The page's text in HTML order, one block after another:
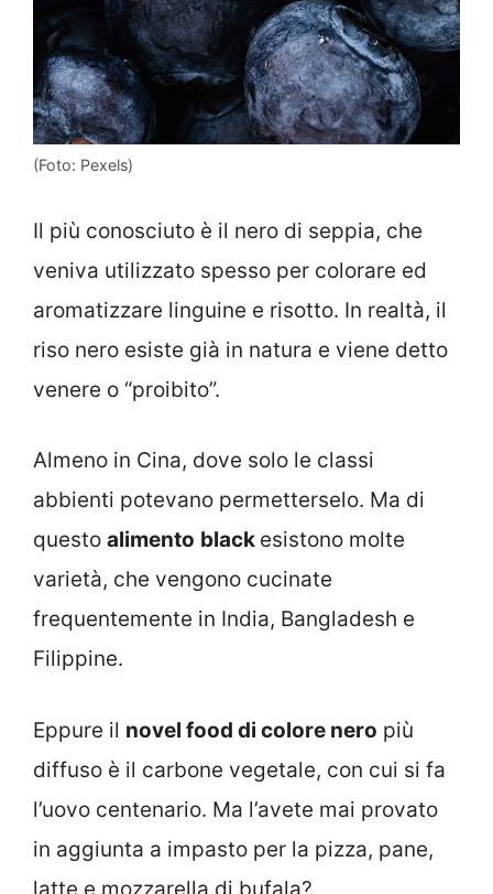
(Foto: Pexels)
Il più conosciuto è il nero di seppia, che
veniva utilizzato spesso per colorare ed
aromatizzare linguine e risotto. In realtà, il
riso nero esiste già in natura e viene detto
venere o “proibito”.
Almeno in Cina, dove solo le classi
abbienti potevano permetterselo. Ma di
questo alimento black esistono molte
varietà, che vengono cucinate
frequentemente in India, Bangladesh e
Filippine.
Eppure il novel food di colore nero più
diffuso è il carbone vegetale, con cui si fa
l’uovo centenario. Ma l’avete mai provato
in aggiunta a impasto per la pizza, pane,
latte e mozzarella di bufala?